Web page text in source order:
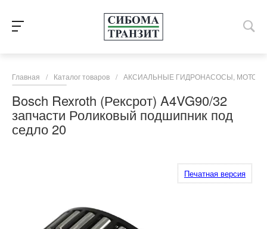
Главная / Каталог товаров / АКСИАЛЬНЫЕ ГИДРОНАСОСЫ,
Bosch Rexroth (Рексрот) A4VG90/32
запчасти Роликовый подшипник под
седло 20
Печатная версия